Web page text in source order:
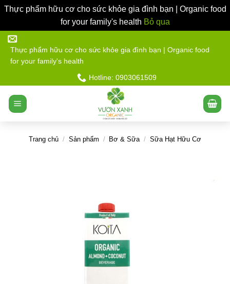
Thực phẩm hữu cơ cho sức khỏe gia đình bạn | Organic food
for your family's health Bỏ qua
Bỏ
qua
nội
Thực phẩm hữu cơ cho sức khỏe gia đình bạn | Organic food
for your family's health
Hotline: 0903061509
Trang chủ / Sản phẩm / Bơ & Sữa / Sữa Hạt Hữu Cơ